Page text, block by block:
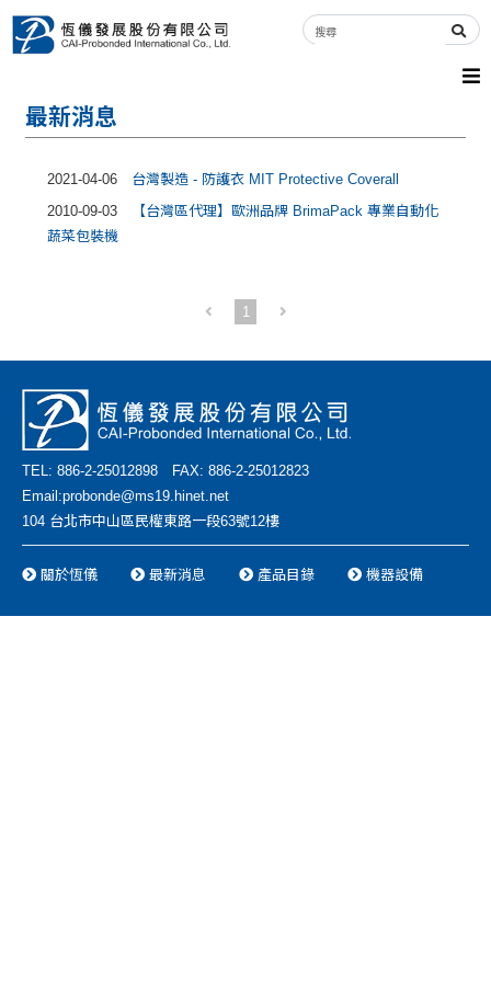
最新消息
2021-04-06
台灣製造 - 防護衣 MIT Protective Coverall
2010-09-03
【台灣區代理】歐洲品牌 BrimaPack 專業自動化
蔬菜包裝機
1
TEL: 886-2-25012898 FAX: 886-2-25012823
Email:probonde@ms19.hinet.net
104 台北市中山區民權東路一段63號12樓
關於恆儀 最新消息 產品目錄 機器設備